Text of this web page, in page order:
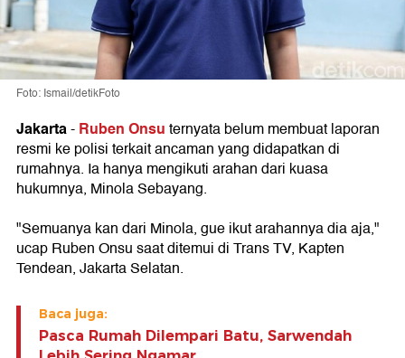
Foto: Ismail/detikFoto
Jakarta-Ruben Onsuternyata belum membuat laporan
resmi ke polisi terkait ancaman yang didapatkan di
rumahnya. Ia hanya mengikuti arahan dari kuasa
hukumnya, Minola Sebayang.
"Semuanya kan dari Minola, gue ikut arahannya dia aja,"
ucap Ruben Onsu saat ditemui di Trans TV, Kapten
Tendean, Jakarta Selatan.
Baca juga:
Pasca Rumah Dilempari Batu, Sarwendah